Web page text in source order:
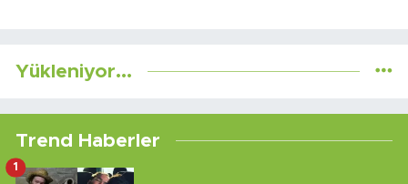
Yükleniyor...
Trend Haberler
1